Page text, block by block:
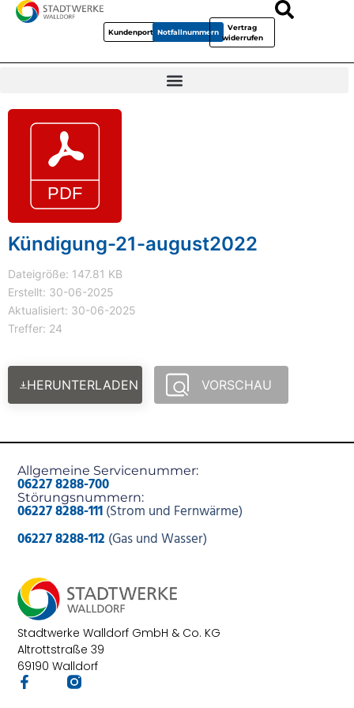
KundenportalNotfallnummern
Vertrag
widerrufen
Kündigung-21-august2022
Dateigröße: 147.81 KB
Erstellt: 30-06-2025
Aktualisiert: 30-06-2025
Treffer: 24
HERUNTERLADEN VORSCHAU
Stadtwerke Walldorf GmbH & Co. KG
Altrottstraße 39
69190 Walldorf
Allgemeine Servicenummer:
06227 8288-700
Störungsnummern:
06227 8288-111(Strom und Fernwärme)
06227 8288-112 (Gas und Wasser)